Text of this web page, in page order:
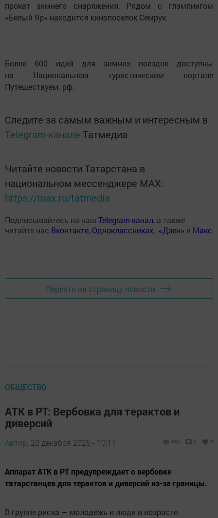
прокат зимнего снаряжения. Рядом с глэмпингом
«Белый Яр» находится кинопоселок Семрук.
Более 600 идей для зимних поездок доступны
на Национальном туристическом портале
Путешествуем. рф.
Следите за самым важным и интересным в
Telegram-канале Татмедиа
Читайте новости Татарстана в
национальном мессенджере MАХ:
https://max.ru/tatmedia
Подписывайтесь на наш Telegram-канал, а также
читайте нас Вконтакте, Одноклассниках, «Дзен» и Макс
Перейти на страницу новости
ОБЩЕСТВО
АТК в РТ: Вербовка для терактов и
диверсий
Автор, 20 декабря 2025 - 10:17 385 0 0
Аппарат АТК в РТ предупреждает о вербовке
татарстанцев для терактов и диверсий из-за границы.
В группе риска — молодежь и люди в возрасте.